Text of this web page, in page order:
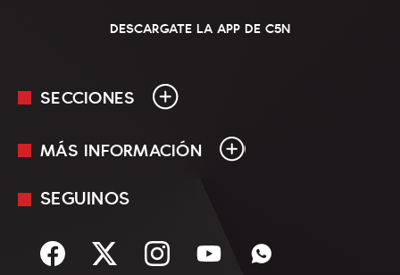
DESCARGATE LA APP DE C5N
SECCIONES
En Vivo
Sociedad
MÁS INFORMACIÓN
Mediakit
Términos y condiciones
SEGUINOS